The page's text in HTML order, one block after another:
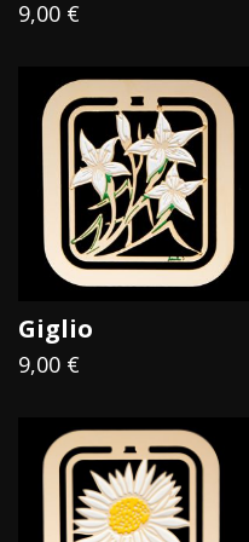
sé
messaggi profondi alle
da sempre parte
vengono qui trasformati in
di portare
nel pieno dell’inverno
Ecco quindi i rossi
dei gigli, l’energico
estivo del girasole,
allegra della margherita e
l’amore, il non ti scordar
candida stella per
augurare abbondanza e
prosperità… Infine la
9,00 €
Giglio
9,00 €